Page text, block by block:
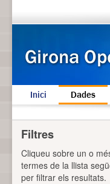
Inici Dades
Filtres
Cliqueu sobre un o
termes de la llista
per filtrar els resultats.